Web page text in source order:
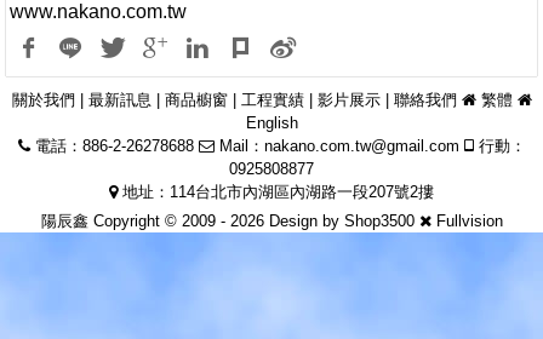
www.nakano.com.tw
關於我們 最新訊息 商品櫥窗| 工程實績| 影片展示| 聯絡我們
繁體
English
電話：886-2-26278688
Mail： nakano.com.tw@gmail.com
行動：
0925808877
地址：114台北市內湖區內湖路一段207號2摟
陽辰鑫 Copyright © 2009 - 2026 Design by Shop3500 Fullvision